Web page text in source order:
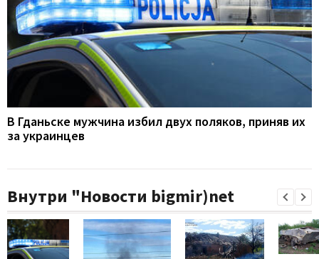
В Гданьске мужчина избил двух поляков, приняв их
за украинцев
Внутри "Новости bigmir)net